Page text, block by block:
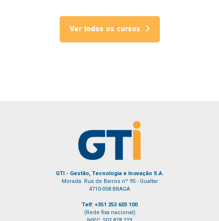
Ver todos os cursos
GTI - Gestão, Tecnologia e Inovação S.A.
Morada: Rua de Barros nº 95 - Gualtar
4710-058 BRAGA
Telf: +351 253 603 100
(Rede fixa nacional)